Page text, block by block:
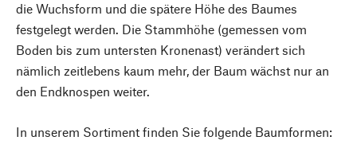
die Wuchsform und die spätere Höhe des Baumes
festgelegt werden. Die Stammhöhe (gemessen vom
Boden bis zum untersten Kronenast) verändert sich
nämlich zeitlebens kaum mehr, der Baum wächst nur an
den Endknospen weiter.
In unserem Sortiment finden Sie folgende Baumformen: